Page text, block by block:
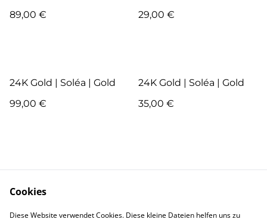
89,00 €
29,00 €
24K Gold | Soléa | Gold
99,00 €
24K Gold | Soléa | Gold
35,00 €
Kontakt AGB
Cookies
Diese Website verwendet Cookies. Diese kleine Dateien helfen uns zu